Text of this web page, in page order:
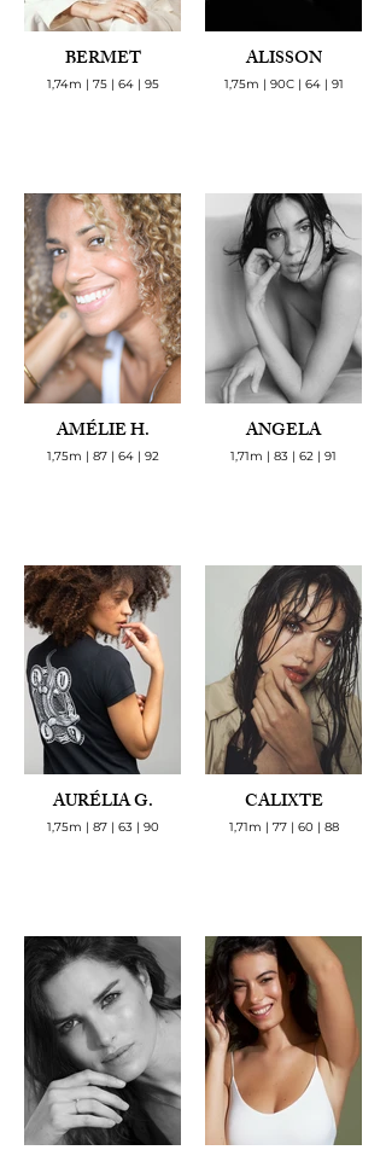
BERMET
1,74m | 75 | 64 | 95
ALISSON
1,75m | 90C | 64 | 91
AMÉLIE H.
1,75m | 87 | 64 | 92
ANGELA
1,71m | 83 | 62 | 91
AURÉLIA G.
1,75m | 87 | 63 | 90
CALIXTE
1,71m | 77 | 60 | 88